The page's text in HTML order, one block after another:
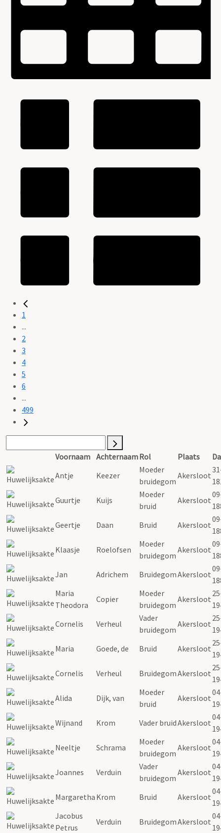
1
...
2
3
4
5
6
...
499
Voornaam AchternaamRol Plaats
Antje
Keezer
Moeder
bruidegom
Akersloot
Guurtje
Kuijs
Moeder
bruid
Akersloot
Geertje
Daan Bruid Akersloot
Klaasje
Roelofsen
Moeder
bruidegom
Akersloot
Jan
Adrichem BruidegomAkersloot
Maria
Theodora
Copier
Moeder
bruidegom
Akersloot
Cornelis
Verheul
Vader
bruidegom
Akersloot
Maria
Goede, de Bruid Akersloot
Cornelis
Verheul BruidegomAkersloot
Alida
Dijk, van
Moeder
bruid
Akersloot
Wijnand
Krom Vader bruidAkersloot
Neeltje
Schrama
Moeder
bruidegom
Akersloot
Joannes
Verduin
Vader
bruidegom
Akersloot
Margaretha Krom Bruid Akersloot
Jacobus
Petrus
Verduin BruidegomAkersloot